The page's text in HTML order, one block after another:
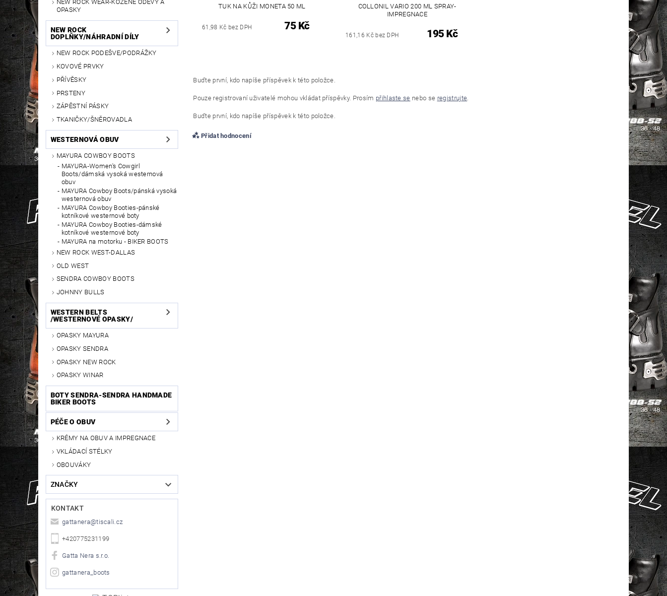
NEW ROCK WEAR-KOŽENÉ ODĚVY A
OPASKY
NEW ROCK
DOPLŇKY/NÁHRADNÍ DÍLY
NEW ROCK PODEŠVE/PODRÁŽKY
KOVOVÉ PRVKY
PŘÍVĚSKY
PRSTENY
ZÁPĚSTNÍ PÁSKY
TKANIČKY/ŠNĚROVADLA
WESTERNOVÁ OBUV
MAYURA COWBOY BOOTS
MAYURA-Women's Cowgirl
Boots/dámská vysoká westernová
obuv
MAYURA Cowboy Boots/pánská vysoká
westernová obuv
MAYURA Cowboy Booties-pánské
kotníkové westernové boty
MAYURA Cowboy Booties-dámské
kotníkové westernové boty
MAYURA na motorku - BIKER BOOTS
NEW ROCK WEST-DALLAS
OLD WEST
SENDRA COWBOY BOOTS
JOHNNY BULLS
WESTERN BELTS
/WESTERNOVÉ OPASKY/
OPASKY MAYURA
OPASKY SENDRA
OPASKY NEW ROCK
OPASKY WINAR
BOTY SENDRA-SENDRA HANDMADE
BIKER BOOTS
PÉČE O OBUV
KRÉMY NA OBUV A IMPREGNACE
VKLÁDACÍ STÉLKY
OBOUVÁKY
ZNAČKY
KONTAKT
gattanera@tiscali.cz
+420775231199
Gatta Nera s.r.o.
gattanera_boots
TUK NA KŮŽI MONETA 50 ML
61,98 Kč bez DPH 75 Kč
COLLONIL VARIO 200 ML SPRAY-
IMPREGNACE
161,16 Kč bez DPH 195 Kč
Buďte první, kdo napíše příspěvek k této položce.
Pouze registrovaní uživatelé mohou vkládat příspěvky. Prosím přihlaste se nebo se registrujte
Buďte první, kdo napíše příspěvek k této položce.
Přidat hodnocení